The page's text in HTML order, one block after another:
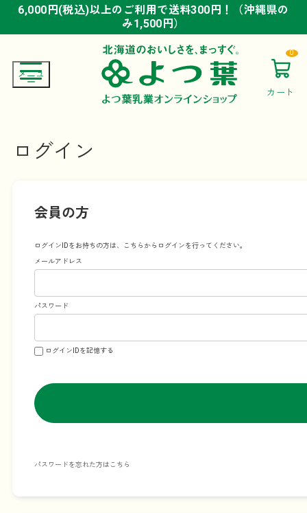
6,000円(税込)以上のご利用で送料300円！（沖縄県の
み1,500円）
6,000円(税込)以上のご利用で送料300円！（沖縄県の
み1,500円）
6,000円(税込)以上のご利用で送料300円！（沖縄県の
み1,500円）
カート
0
ログイン
会員の方
ログインIDをお持ちの方は、こちらからログインを行ってください。
メールアドレス
パスワード
ログインIDを記憶する
パスワードを忘れた方はこちら